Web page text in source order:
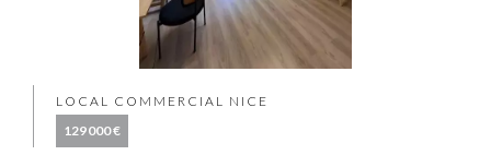
LOCAL COMMERCIAL NICE
129 000 €